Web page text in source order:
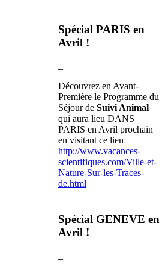
Spécial PARIS en
Avril !
Découvrez en Avant-
Première le Programme du
Séjour de Suivi Animal
qui aura lieu DANS
PARIS en Avril prochain
en visitant ce lien
http://www.vacances-
scientifiques.com/Ville-et-
Nature-Sur-les-Traces-
de.html
Spécial GENEVE en
Avril !